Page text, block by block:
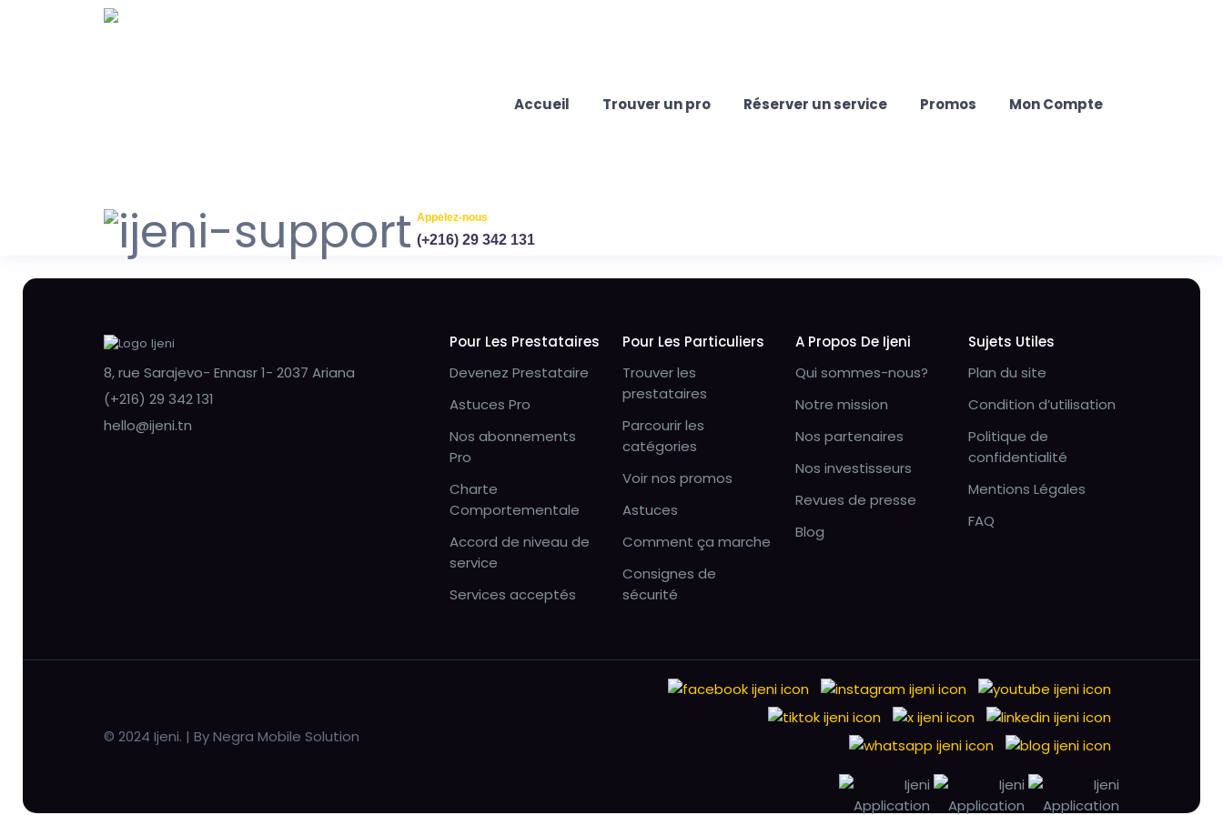
Accueil Trouver un pro Réserver un service Promos Mon Compte
Appelez-nous
(+216) 29 342 131
8, rue Sarajevo- Ennasr 1- 2037 Ariana
(+216) 29 342 131
hello@ijeni.tn
Pour Les Prestataires
Devenez Prestataire
Astuces Pro
Nos abonnements
Pro
Charte
Comportementale
Accord de niveau de
service
Services acceptés
Pour Les Particuliers
Trouver les
prestataires
Parcourir les
catégories
Voir nos promos
Astuces
Comment ça marche
Consignes de
sécurité
A Propos De Ijeni
Qui sommes-nous?
Notre mission
Nos partenaires
Nos investisseurs
Revues de presse
Blog
Sujets Utiles
Plan du site
Condition d’utilisation
Politique de
confidentialité
Mentions Légales
FAQ
© 2024 Ijeni. | By Negra Mobile Solution